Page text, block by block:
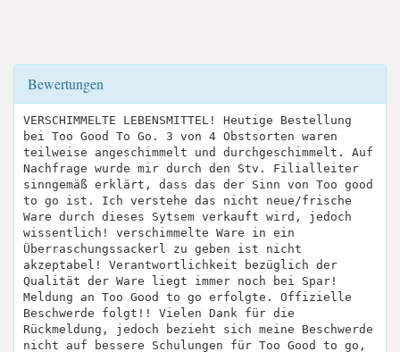
Bewertungen
VERSCHIMMELTE LEBENSMITTEL! Heutige Bestellung
bei Too Good To Go. 3 von 4 Obstsorten waren
teilweise angeschimmelt und durchgeschimmelt. Auf
Nachfrage wurde mir durch den Stv. Filialleiter
sinngemäß erklärt, dass das der Sinn von Too good
to go ist. Ich verstehe das nicht neue/frische
Ware durch dieses Sytsem verkauft wird, jedoch
wissentlich! verschimmelte Ware in ein
Überraschungssackerl zu geben ist nicht
akzeptabel! Verantwortlichkeit bezüglich der
Qualität der Ware liegt immer noch bei Spar!
Meldung an Too Good to go erfolgte. Offizielle
Beschwerde folgt!! Vielen Dank für die
Rückmeldung, jedoch bezieht sich meine Beschwerde
nicht auf bessere Schulungen für Too Good to go,